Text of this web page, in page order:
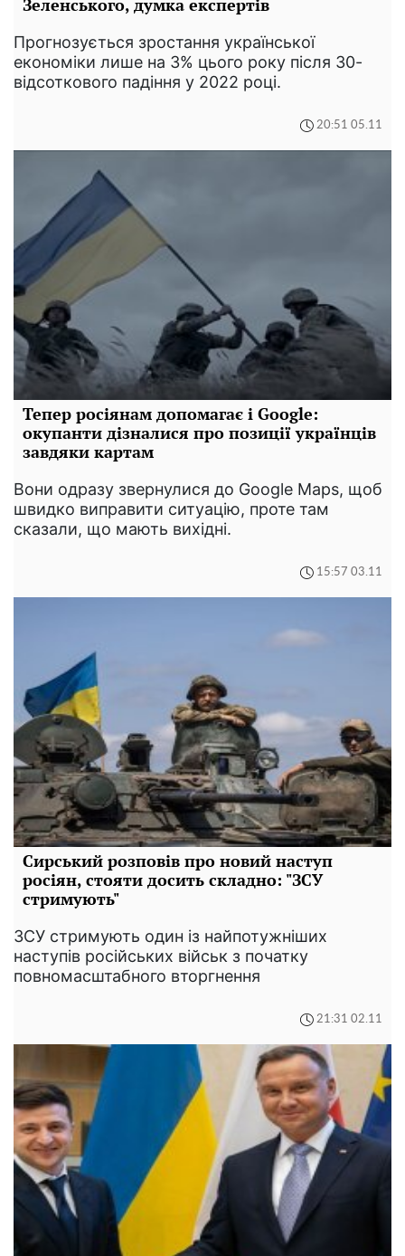
Прогнозується зростання української
економіки лише на 3% цього року після 30-
відсоткового падіння у 2022 році.
20:51 05.11
Тепер росіянам допомагає і Google:
окупанти дізналися про позиції українців
завдяки картам
Вони одразу звернулися до Google Maps, щоб
швидко виправити ситуацію, проте там
сказали, що мають вихідні.
15:57 03.11
Сирський розповів про новий наступ
росіян, стояти досить складно: "ЗСУ
стримують"
ЗСУ стримують один із найпотужніших
наступів російських військ з початку
повномасштабного вторгнення
21:31 02.11